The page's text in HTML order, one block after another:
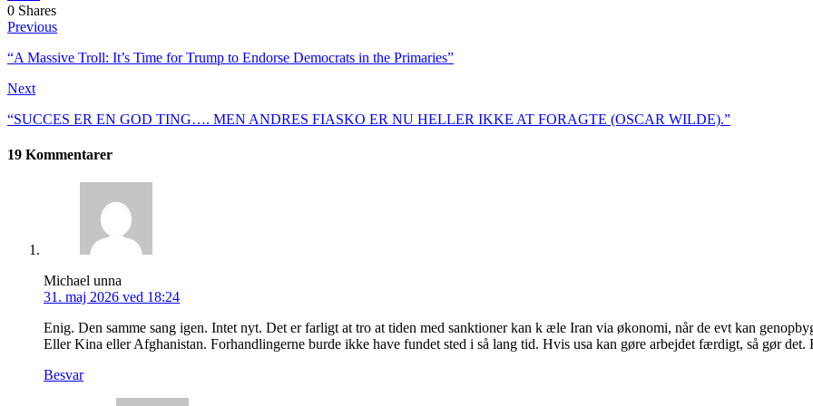
0 Shares
Previous
“A Massive Troll: It’s Time for Trump to Endorse Democrats in the Primaries”
Next
“SUCCES ER EN GOD TING…. MEN ANDRES FIASKO ER NU HELLER IKKE AT FORAGTE (OSCAR WILDE).”
19 Kommentarer
Michael unna
31. maj 2026 ved 18:24
Enig. Den samme sang igen. Intet nyt. Det er farligt at tro at tiden med sanktioner kan k æle Iran via økonomi, når de evt kan
Eller Kina eller Afghanistan. Forhandlingerne burde ikke have fundet sted i så lang tid. Hvis usa kan gøre arbejdet færdigt, så gør
Besvar